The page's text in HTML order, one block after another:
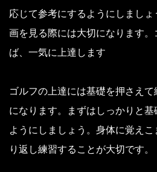
応じて参考にするようにしまし
画を見る際には大切になります
ば、一気に上達します
ゴルフの上達には基礎を押さえ
になります。まずはしっかりと
ようにしましょう。身体に覚え
り返し練習することが大切です。